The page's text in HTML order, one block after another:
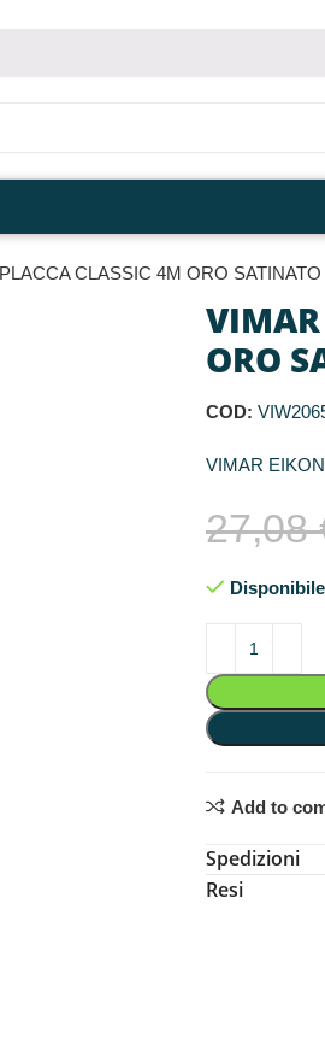
CLASSIC 4M ORO SATINATO
VIMAR
ORO
COD:
VIMAR
27,08
Disponibile
Add to
Spedizioni
Resi